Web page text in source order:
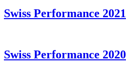
Swiss Performance 2021
Swiss Performance 2020